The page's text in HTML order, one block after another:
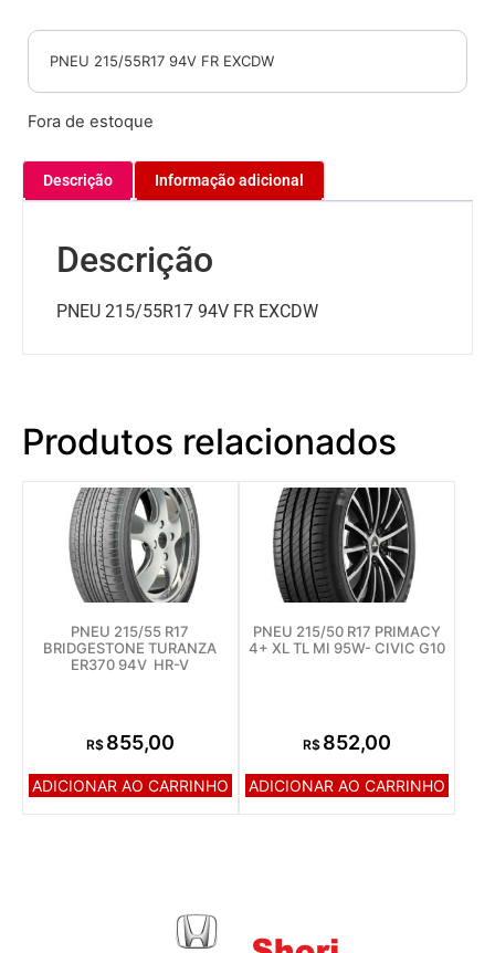
PNEU 215/55R17 94V FR EXCDW
Fora de estoque
Descrição Informação adicional
Descrição
PNEU 215/55R17 94V FR EXCDW
Produtos relacionados
PNEU 215/55 R17
BRIDGESTONE TURANZA
ER370 94V HR-V
R$ 855,00
ADICIONAR AO CARRINHO
PNEU 215/50 R17 PRIMACY
4+ XL TL MI 95W- CIVIC G10
R$ 852,00
ADICIONAR AO CARRINHO